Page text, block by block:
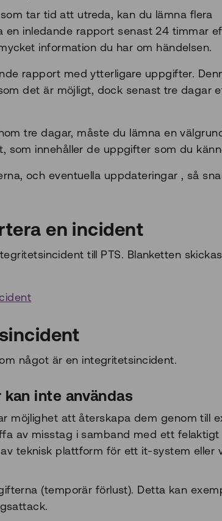
tar tid att utreda, kan du lämna flera
en inledande rapport senast 24 timmar
information du har om händelsen.
rapport med ytterligare uppgifter.
det är möjligt, dock senast tre dagar
tre dagar, måste du lämna en
som innehåller de uppgifter som du
och eventuella uppdateringar , så
en incident
till PTS. Blanketten
något är en integritetsincident.
inte användas
möjlighet att återskapa dem genom till
av misstag i samband med ett felaktigt
teknisk plattform för ett it-system eller
(temporär förlust). Detta kan